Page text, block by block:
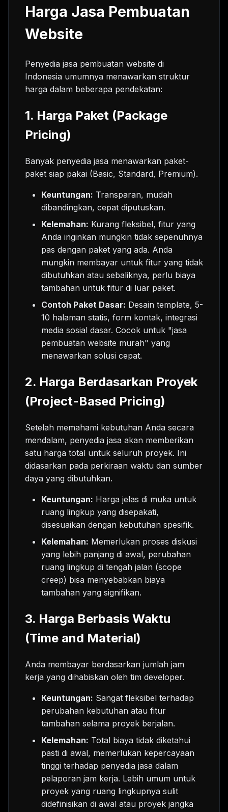
Harga Jasa Pembuatan
Website
Penyedia jasa pembuatan website di
Indonesia umumnya menawarkan struktur
harga dalam beberapa pendekatan:
1. Harga Paket (Package
Pricing)
Banyak penyedia jasa menawarkan paket-
paket siap pakai (Basic, Standard, Premium).
Keuntungan: Transparan, mudah
dibandingkan, cepat diputuskan.
Kelemahan: Kurang fleksibel, fitur yang
Anda inginkan mungkin tidak sepenuhnya
pas dengan paket yang ada. Anda
mungkin membayar untuk fitur yang tidak
dibutuhkan atau sebaliknya, perlu biaya
tambahan untuk fitur di luar paket.
Contoh Paket Dasar: Desain template, 5-
10 halaman statis, form kontak, integrasi
media sosial dasar. Cocok untuk "jasa
pembuatan website murah" yang
menawarkan solusi cepat.
2. Harga Berdasarkan Proyek
(Project-Based Pricing)
Setelah memahami kebutuhan Anda secara
mendalam, penyedia jasa akan memberikan
satu harga total untuk seluruh proyek. Ini
didasarkan pada perkiraan waktu dan sumber
daya yang dibutuhkan.
Keuntungan: Harga jelas di muka untuk
ruang lingkup yang disepakati,
disesuaikan dengan kebutuhan spesifik.
Kelemahan: Memerlukan proses diskusi
yang lebih panjang di awal, perubahan
ruang lingkup di tengah jalan (scope
creep) bisa menyebabkan biaya
tambahan yang signifikan.
3. Harga Berbasis Waktu
(Time and Material)
Anda membayar berdasarkan jumlah jam
kerja yang dihabiskan oleh tim developer.
Keuntungan: Sangat fleksibel terhadap
perubahan kebutuhan atau fitur
tambahan selama proyek berjalan.
Kelemahan: Total biaya tidak diketahui
pasti di awal, memerlukan kepercayaan
tinggi terhadap penyedia jasa dalam
pelaporan jam kerja. Lebih umum untuk
proyek yang ruang lingkupnya sulit
didefinisikan di awal atau proyek jangka